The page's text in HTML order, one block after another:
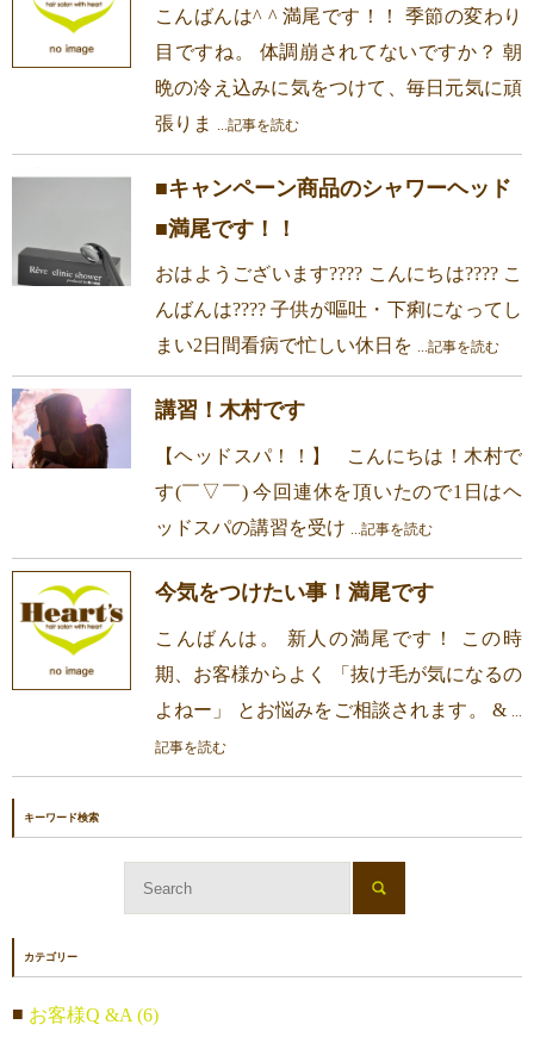
こんばんは^ ^ 満尾です！！ 季節の変わり
目ですね。 体調崩されてないですか？ 朝
晩の冷え込みに気をつけて、毎日元気に頑
張りま
...記事を読む
■キャンペーン商品のシャワーヘッド
■満尾です！！
おはようございます???? こんにちは???? こ
んばんは???? 子供が嘔吐・下痢になってし
まい2日間看病で忙しい休日を ...記事を読む
講習！木村です
【ヘッドスパ！！】 こんにちは！木村で
す(￣▽￣) 今回連休を頂いたので1日はヘ
ッドスパの講習を受け ...記事を読む
今気をつけたい事！満尾です
こんばんは。 新人の満尾です！ この時
期、お客様からよく 「抜け毛が気になるの
よねー」 とお悩みをご相談されます。 & ...
記事を読む
キーワード検索
カテゴリー
お客様Q &A (6)